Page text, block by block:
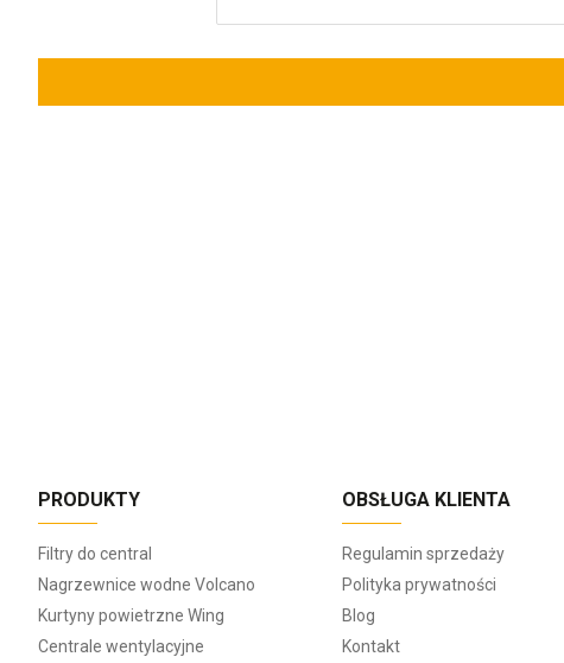
PRODUKTY
Filtry do central
Nagrzewnice wodne Volcano
Kurtyny powietrzne Wing
Centrale wentylacyjne
OBSŁUGA KLIENTA
Regulamin sprzedaży
Polityka prywatności
Blog
Kontakt